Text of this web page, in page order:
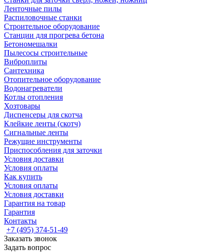
Ленточные пилы
Распиловочные станки
Строительное оборудование
Станции для прогрева бетона
Бетономешалки
Пылесосы строительные
Виброплиты
Сантехника
Отопительное оборудование
Водонагреватели
Котлы отопления
Хозтовары
Диспенсеры для скотча
Клейкие ленты (скотч)
Сигнальные ленты
Режущие инструменты
Приспособления для заточки
Условия доставки
Условия оплаты
Как купить
Условия оплаты
Условия доставки
Гарантия на товар
Гарантия
Контакты
+7 (495) 374-51-49
Заказать звонок
Задать вопрос